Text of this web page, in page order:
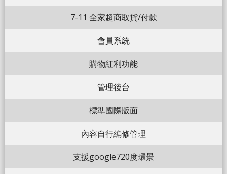
7-11 全家超商取貨/付款
會員系統
購物紅利功能
管理後台
標準國際版面
內容自行編修管理
支援google720度環景